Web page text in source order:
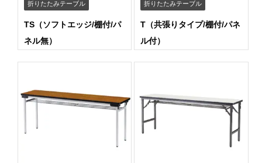
折りたたみテーブル
TS（ソフトエッジ/棚付/パ
ネル無）
折りたたみテーブル
T（共張りタイプ/棚付/パネ
ル付）